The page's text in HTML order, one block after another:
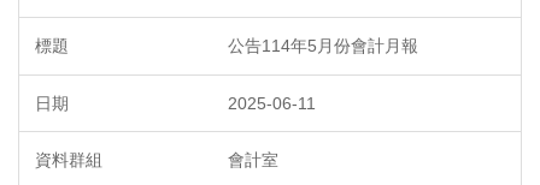
公告114年5月份會計月報
2025-06-11
會計室